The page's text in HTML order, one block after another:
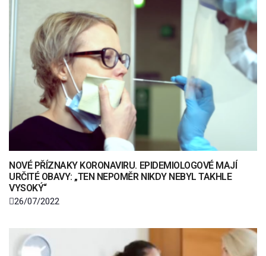
NOVÉ PŘÍZNAKY KORONAVIRU. EPIDEMIOLOGOVÉ MAJÍ
URČITÉ OBAVY: „TEN NEPOMĚR NIKDY NEBYL TAKHLE
VYSOKÝ“
26/07/2022